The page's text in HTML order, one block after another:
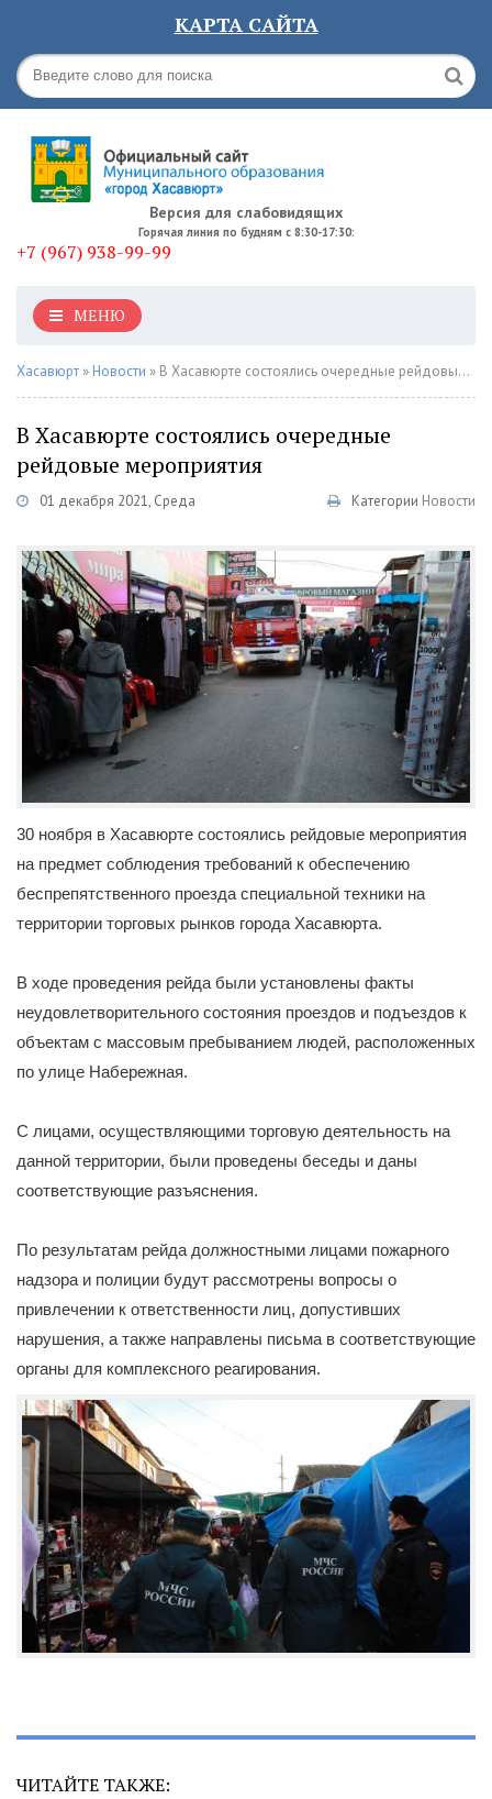
КАРТА САЙТА
Версия для слабовидящих
Горячая линия по будням с 8:30-17:30:
+7 (967) 938-99-99
МЕНЮ
Хасавюрт » Новости » В Хасавюрте состоялись очередные рейдовые мероприятия
В Хасавюрте состоялись очередные
рейдовые мероприятия
01 декабря 2021, Среда Категории Новости
30 ноября в Хасавюрте состоялись рейдовые мероприятия
на предмет соблюдения требований к обеспечению
беспрепятственного проезда специальной техники на
территории торговых рынков города Хасавюрта.
В ходе проведения рейда были установлены факты
неудовлетворительного состояния проездов и подъездов к
объектам с массовым пребыванием людей, расположенных
по улице Набережная.
С лицами, осуществляющими торговую деятельность на
данной территории, были проведены беседы и даны
соответствующие разъяснения.
По результатам рейда должностными лицами пожарного
надзора и полиции будут рассмотрены вопросы о
привлечении к ответственности лиц, допустивших
нарушения, а также направлены письма в соответствующие
органы для комплексного реагирования.
ЧИТАЙТЕ ТАКЖЕ: